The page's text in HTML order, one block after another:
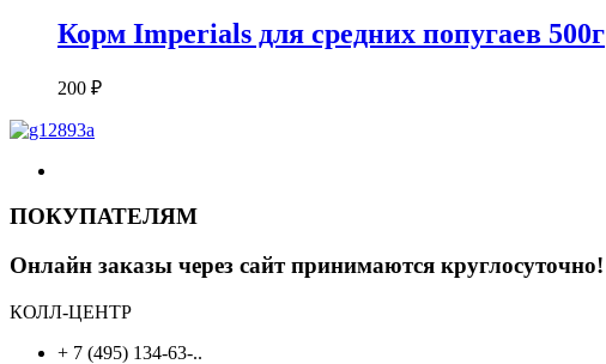
Корм Imperials для средних попугаев 500г
200 ₽
ПОКУПАТЕЛЯМ
Онлайн заказы через сайт принимаются круглосуточно!
КОЛЛ-ЦЕНТР
+ 7 (495) 134-63-..